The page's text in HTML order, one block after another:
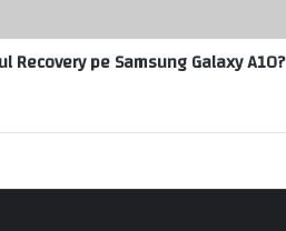
Recovery pe Samsung Galaxy A10?